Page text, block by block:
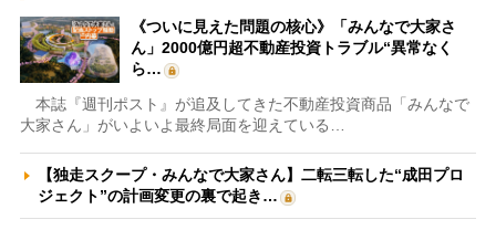
《ついに見えた問題の核心》「みんなで大家さ
ん」2000億円超不動産投資トラブル“異常なく
ら…
本誌『週刊ポスト』が追及してきた不動産投資商品「みんなで
大家さん」がいよいよ最終局面を迎えている…
【独走スクープ・みんなで大家さん】二転三転した“成田プロ
ジェクト”の計画変更の裏で起き…